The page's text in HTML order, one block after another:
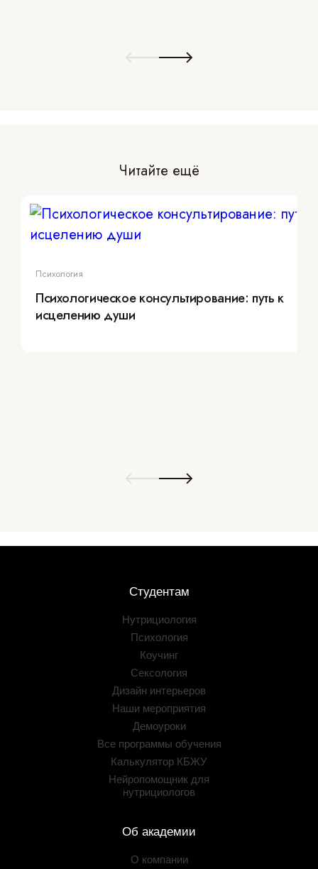
Читайте ещё
Психология
Психологическое консультирование: путь к
исцелению души
Студентам
Нутрициология
Психология
Коучинг
Сексология
Дизайн интерьеров
Наши мероприятия
Демоуроки
Все программы обучения
Калькулятор КБЖУ
Нейропомощник для
нутрициологов
Об академии
О компании